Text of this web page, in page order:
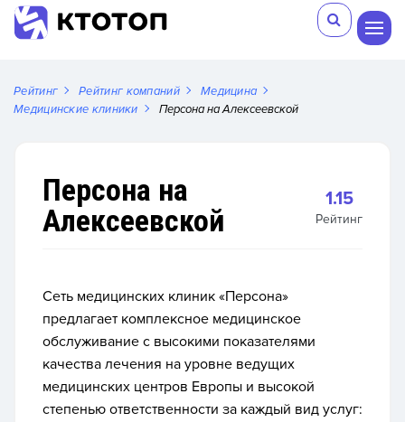
Рейтинг Рейтинг компаний
Медицина
Медицинские клиники
Персона на Алексеевской
Персона на
Алексеевской
1.15
Рейтинг
Сеть медицинских клиник «Персона»
предлагает комплексное медицинское
обслуживание с высокими показателями
качества лечения на уровне ведущих
медицинских центров Европы и высокой
степенью ответственности за каждый вид услуг: